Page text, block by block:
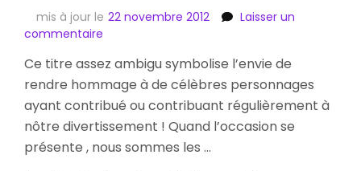
mis à jour le 22 novembre 2012
Laisser un
commentaire
Top
3
des
les
Plus
Ce titre assez ambigu symbolise l’envie de
rendre hommage à de célèbres personnages
ayant contribué ou contribuant régulièrement à
nôtre divertissement ! Quand l’occasion se
présente , nous sommes les …